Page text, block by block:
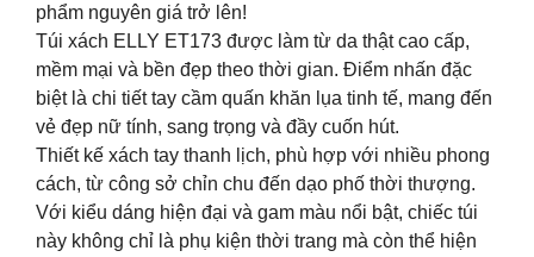
phẩm nguyên giá trở lên!
Túi xách ELLY ET173 được làm từ da thật cao cấp,
mềm mại và bền đẹp theo thời gian. Điểm nhấn đặc
biệt là chi tiết tay cầm quấn khăn lụa tinh tế, mang đến
vẻ đẹp nữ tính, sang trọng và đầy cuốn hút.
Thiết kế xách tay thanh lịch, phù hợp với nhiều phong
cách, từ công sở chỉn chu đến dạo phố thời thượng.
Với kiểu dáng hiện đại và gam màu nổi bật, chiếc túi
này không chỉ là phụ kiện thời trang mà còn thể hiện